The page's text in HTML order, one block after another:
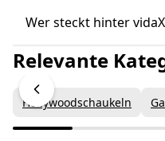
Wer steckt hinter
Relevante
Hollywoodschaukeln